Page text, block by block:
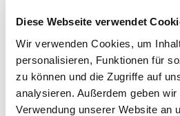
Diese Webseite verwendet
Wir verwenden Cookies, um
personalisieren, Funktionen für
zu können und die Zugriffe auf
analysieren. Außerdem geben
Verwendung unserer Website an
Dies könnte